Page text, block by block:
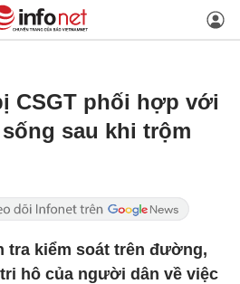
CSGT phối hợp với
sau khi trộm
tra kiểm soát trên đường,
hô của người dân về việc